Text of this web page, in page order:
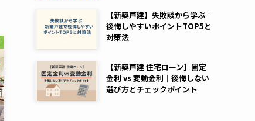
【新築戸建】失敗談から学ぶ｜
後悔しやすいポイントTOP5と
対策法
【新築戸建 住宅ローン】固定
金利 vs 変動金利｜後悔しない
選び方とチェックポイント